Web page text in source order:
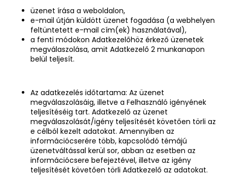
üzenet írása a weboldalon,
e-mail útján küldött üzenet fogadása (a webhelyen
feltüntetett e-mail cím(ek) használatával),
a fenti módokon Adatkezelőhöz érkező üzenetek
megválaszolása, amit Adatkezelő 2 munkanapon
belül teljesít.
Az adatkezelés időtartama: Az üzenet
megválaszolásáig, illetve a Felhasználó igényének
teljesítéséig tart. Adatkezelő az üzenet
megválaszolását/igény teljesítését követően törli az
e célból kezelt adatokat. Amennyiben az
információcserére több, kapcsolódó témájú
üzenetváltással kerül sor, abban az esetben az
információcsere befejeztével, illetve az igény
teljesítését követően törli Adatkezelő az adatokat.